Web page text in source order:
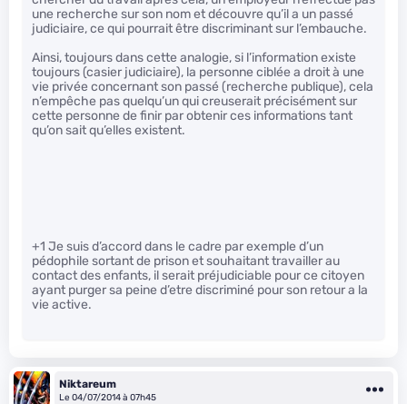
une recherche sur son nom et découvre qu’il a un passé
judiciaire, ce qui pourrait être discriminant sur l’embauche.
Ainsi, toujours dans cette analogie, si l’information existe
toujours (casier judiciaire), la personne ciblée a droit à une
vie privée concernant son passé (recherche publique), cela
n’empêche pas quelqu’un qui creuserait précisément sur
cette personne de finir par obtenir ces informations tant
qu’on sait qu’elles existent.
+1 Je suis d’accord dans le cadre par exemple d’un
pédophile sortant de prison et souhaitant travailler au
contact des enfants, il serait préjudiciable pour ce citoyen
ayant purger sa peine d’etre discriminé pour son retour a la
vie active.
Niktareum
Le 04/07/2014 à 07h45